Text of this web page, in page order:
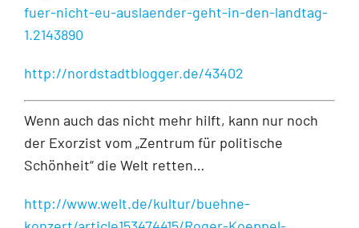
fuer-nicht-eu-auslaender-geht-in-den-landtag-
1.2143890
http://nordstadtblogger.de/43402
Wenn auch das nicht mehr hilft, kann nur noch
der Exorzist vom „Zentrum für politische
Schönheit“ die Welt retten…
http://www.welt.de/kultur/buehne-